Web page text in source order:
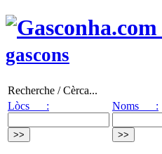
gascons
Recherche / Cèrca...
Lòcs :
Noms :